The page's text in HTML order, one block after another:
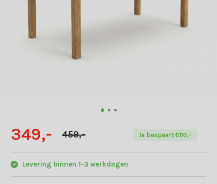
349,- 459,- Je bespaart €110,-
Levering binnen 1-3 werkdagen